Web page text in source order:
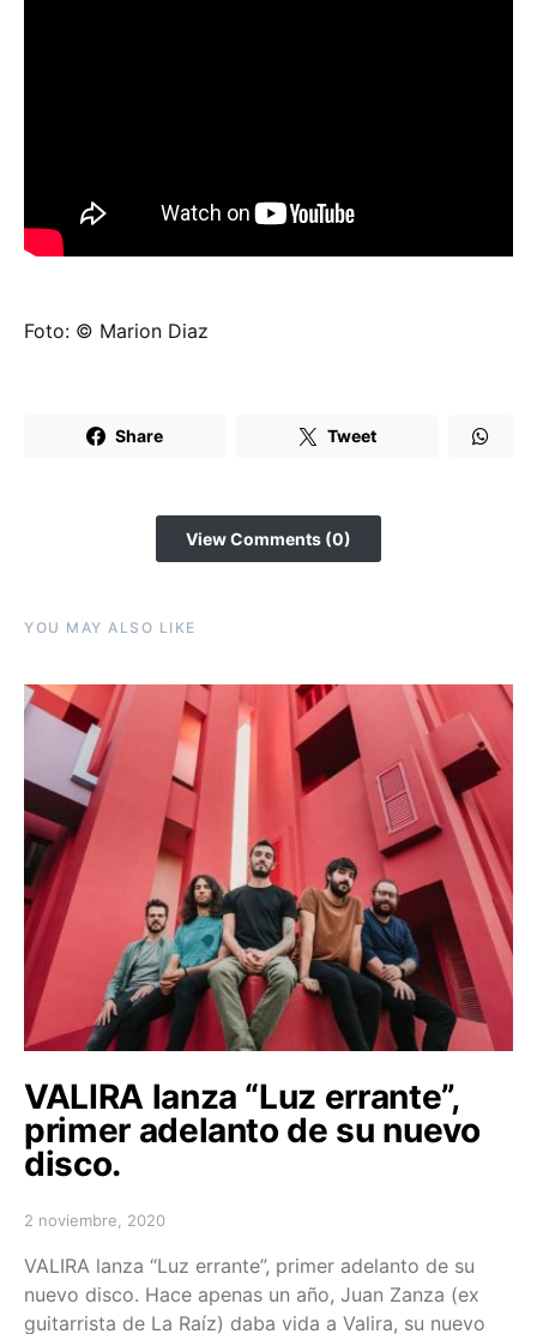
Foto: © Marion Diaz
Share Tweet
View Comments (0)
YOU MAY ALSO LIKE
VALIRA lanza “Luz errante”,
primer adelanto de su nuevo
disco.
Posted on
2 noviembre, 2020
VALIRA lanza “Luz errante”, primer adelanto de su
nuevo disco. Hace apenas un año, Juan Zanza (ex
guitarrista de La Raíz) daba vida a Valira, su nuevo